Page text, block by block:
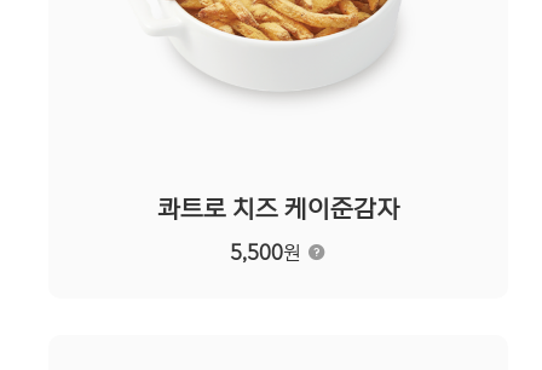
콰트로 치즈 케이준감자
5,500원